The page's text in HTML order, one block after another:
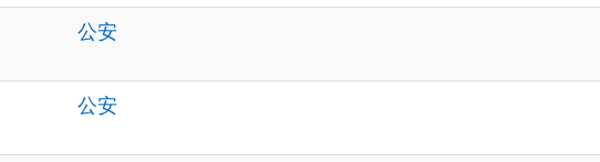
公安
公安